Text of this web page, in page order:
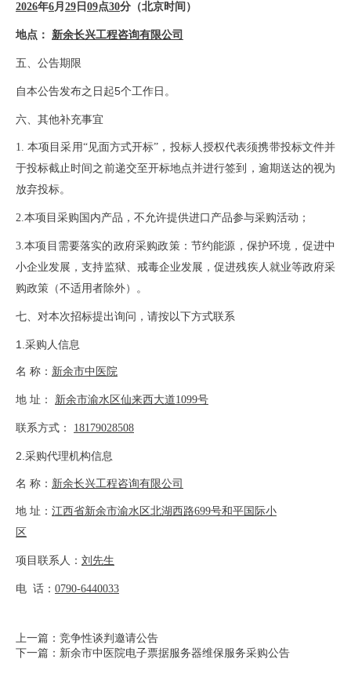
2026年6月 29 日 09点30分 （北京时间）
地点： 新余长兴工程咨询有限公司
五、 公告期限
自本公告发布之日起5个工作日 。
六、其他补充事宜
1. 本项目采用“见面方式开标” ，投标人授权代表须携带投标文件并
于投标截止时间之前递交至开标地点并进行签到，逾期送达的视为
放弃投标。
2.本项目采购国内产品，不允许提供进口产品参与采购活动；
3.本项目需要落实的政府采购政策：节约能源，保护环境，促进中
小企业发展，支持监狱、戒毒企业发展，促进残疾人就业等政府采
购政策（不适用者除外）。
七、对本次招标提出询问，请按以下方式联系
1.采购人信息
名 称： 新余市中医院
地 址： 新余市渝水区仙来西大道1099号
联系方式： 18179028508
2.采购代理机构信息
名 称： 新余长兴工程咨询有限公司
地 址： 江西省新余市渝水区北湖西路699号和平国际小
区
项目联系人： 刘先生
电 话： 0790-6440033
上一篇：竞争性谈判邀请公告
下一篇：新余市中医院电子票据服务器维保服务采购公告